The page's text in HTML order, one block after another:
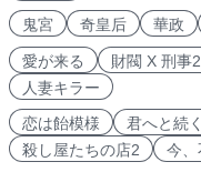
鬼宮
奇皇后 華政
愛が来る 財閥 X 刑事2
人妻キラー
恋は飴模様
君へと続
殺し屋たちの店2
今、